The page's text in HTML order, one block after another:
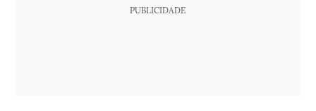
PUBLICIDADE